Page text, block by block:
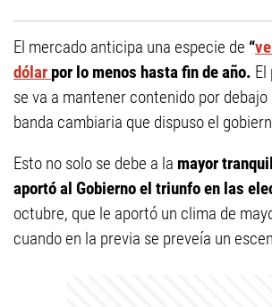
El mercado anticipa una especie de “
dólar por lo menos hasta fin de año.
se va a mantener contenido por
banda cambiaria que dispuso el
Esto no solo se debe a la mayor
aportó al Gobierno el triunfo en las
octubre, que le aportó un clima de
cuando en la previa se preveía un